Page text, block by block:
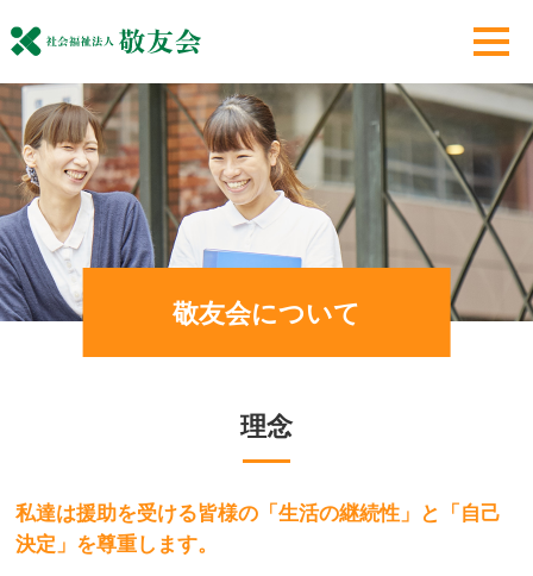
敬友会について
理念
私達は援助を受ける皆様の「生活の継続性」と「自己
決定」を尊重します。